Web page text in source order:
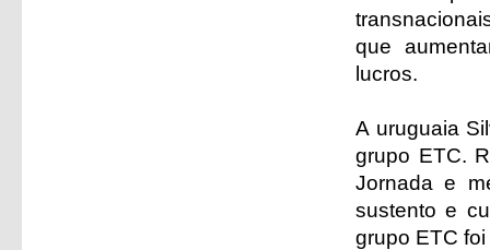
que
lucros.
A uruguaia
grupo ETC.
Jornada e
sustento e
grupo ETC